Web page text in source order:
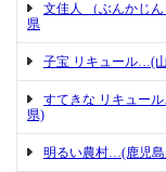
文佳人 （ぶんかじ
県
子宝 リキュール…(
すてきな リキュー
県)
明るい農村…(鹿児